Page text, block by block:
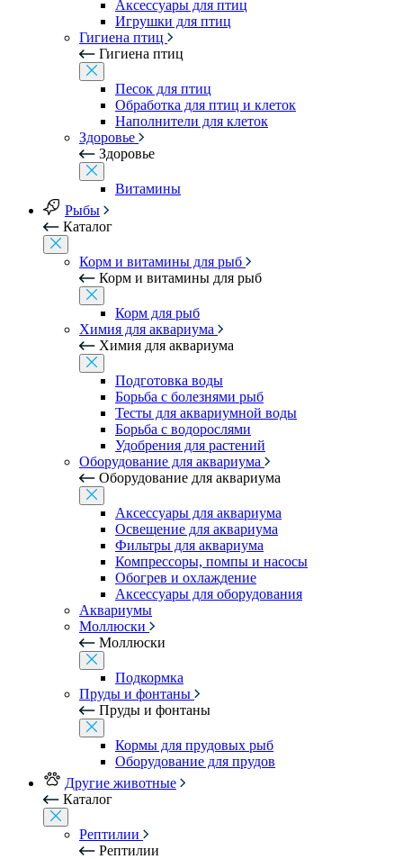
Аксессуары для птиц
Игрушки для птиц
Гигиена птиц
Гигиена птиц
Песок для птиц
Обработка для птиц и клеток
Наполнители для клеток
Здоровье
Здоровье
Витамины
Рыбы
Каталог
Корм и витамины для рыб
Корм и витамины для рыб
Корм для рыб
Химия для аквариума
Химия для аквариума
Подготовка воды
Борьба с болезнями рыб
Тесты для аквариумной воды
Борьба с водорослями
Удобрения для растений
Оборудование для аквариума
Оборудование для аквариума
Аксессуары для аквариума
Освещение для аквариума
Фильтры для аквариума
Компрессоры, помпы и насосы
Обогрев и охлаждение
Аксессуары для оборудования
Аквариумы
Моллюски
Моллюски
Подкормка
Пруды и фонтаны
Пруды и фонтаны
Кормы для прудовых рыб
Оборудование для прудов
Другие животные
Каталог
Рептилии
Рептилии